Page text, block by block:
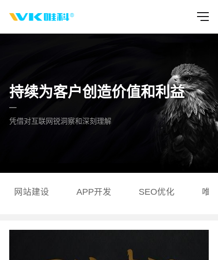
持续为客户创造价值和利益
凭借对互联网锐洞察和深刻理解
网站建设 APP开发 SEO优化 唯